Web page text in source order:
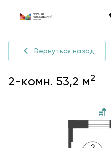
Вернуться назад
2-комн. 53,2 м2